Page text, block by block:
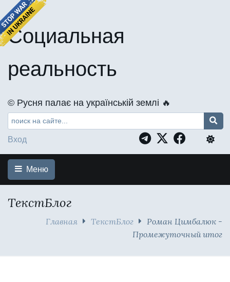
Социальная
реальность
©️ Русня палає на українській землі 🔥
Вход
Меню
ТекстБлог
Главная ТекстБлог
Роман Цимбалюк -
Промежуточный итог